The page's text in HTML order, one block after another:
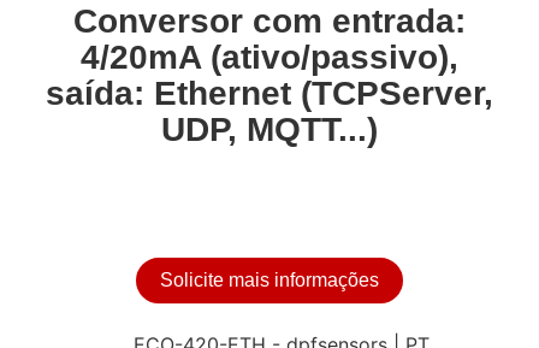
Conversor com entrada:
4/20mA (ativo/passivo),
saída: Ethernet (TCPServer,
UDP, MQTT...)
Solicite mais informações